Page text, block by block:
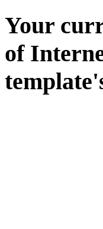
Your
of